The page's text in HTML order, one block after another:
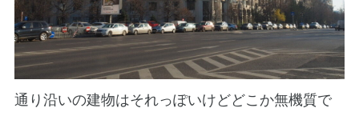
通り沿いの建物はそれっぽいけどどこか無機質で